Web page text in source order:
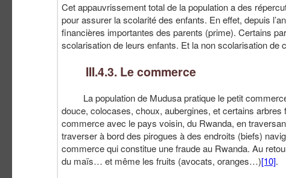
Cet appauvrissement total de la population a des
pour assurer la scolarité des enfants. En effet, depuis
financières importantes des parents (prime). Certains
scolarisation de leurs enfants. Et la non scolarisation
III.4.3. Le commerce
La population de Mudusa pratique le petit
douce, colocases, choux, aubergines, et certains
commerce avec le pays voisin, du Rwanda, en
traverser à bord des pirogues à des endroits (biefs)
commerce qui constitue une fraude au Rwanda. Au
du maïs… et même les fruits (avocats, oranges…)[10].